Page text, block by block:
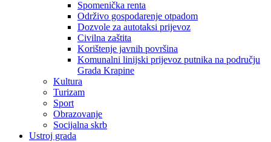
Spomenička renta
Održivo gospodarenje otpadom
Dozvole za autotaksi prijevoz
Civilna zaštita
Korištenje javnih površina
Komunalni linijski prijevoz putnika na području
Grada Krapine
Kultura
Turizam
Sport
Obrazovanje
Socijalna skrb
Ustroj grada